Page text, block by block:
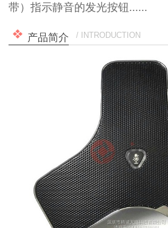
带）指示静音的发光按钮......
产品简介 / INTRODUCTION